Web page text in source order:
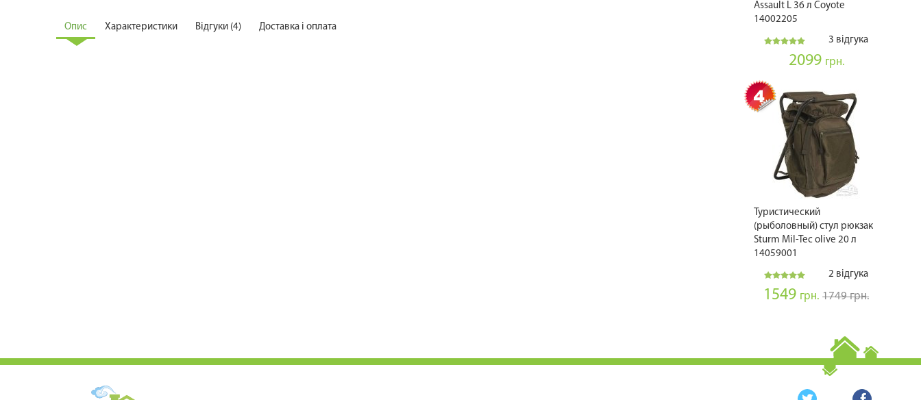
Опис Характеристики Відгуки (4) Доставка і оплата
Assault L 36 л Coyote
14002205
3 відгука
2099 грн.
Туристический
(рыболовный) стул рюкзак
Sturm Mil-Tec olive 20 л
14059001
2 відгука
1549 грн. 1749 грн.